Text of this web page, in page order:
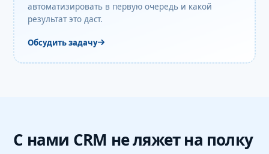
автоматизировать в первую очередь и какой
результат это даст.
Обсудить задачу
С нами CRM не ляжет на полку